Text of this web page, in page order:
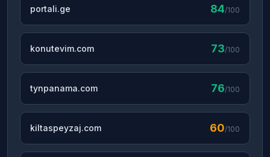
portali.ge 84/100
konutevim.com 73/100
tynpanama.com 76/100
kiltaspeyzaj.com 60/100